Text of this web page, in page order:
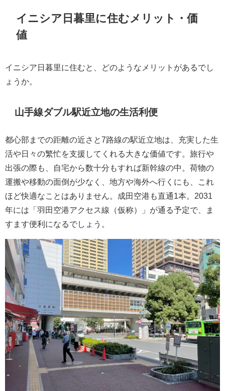
イニシア日暮里に住むメリット・価
値
イニシア日暮里に住むと、どのようなメリットがあるでし
ょうか。
山手線ダブル駅近立地の生活利便
都心部までの距離の近さと7路線の駅近立地は、充実した生
活や日々の繁忙を支援してくれる大きな価値です。旅行や
出張の際も、自宅から数十分もすれば新幹線の中。荷物の
運搬や移動の面倒が少なく、地方や海外へ行くにも、これ
ほど快適なことはありません。成田空港も直通1本。2031
年には「羽田空港アクセス線（仮称）」が通る予定で、ま
すます便利になるでしょう。